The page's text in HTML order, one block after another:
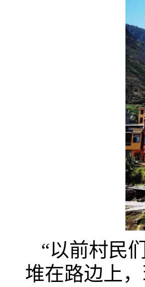
“以前村民
堆在路边上